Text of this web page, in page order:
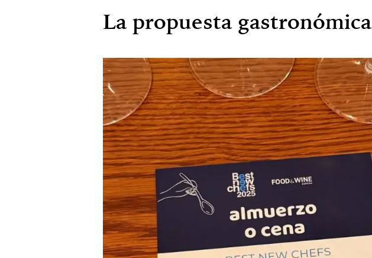
La propuesta gastronómica